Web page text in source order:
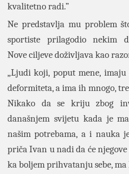
kvalitetno radi.”
Ne predstavlja mu problem
sportiste prilagodio nekim
Nove ciljeve doživljava kao
„Ljudi koji, poput mene,
deformiteta, a ima ih mnogo,
Nikako da se kriju zbog
današnjem svijetu kada je
našim potrebama, a i nauka
priča Ivan u nadi da će
ka boljem prihvatanju sebe, ma